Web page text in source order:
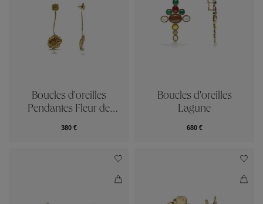
Boucles d'oreilles
Pendantes Fleur de
380 €
Boucles d'oreilles
Lagune
680 €